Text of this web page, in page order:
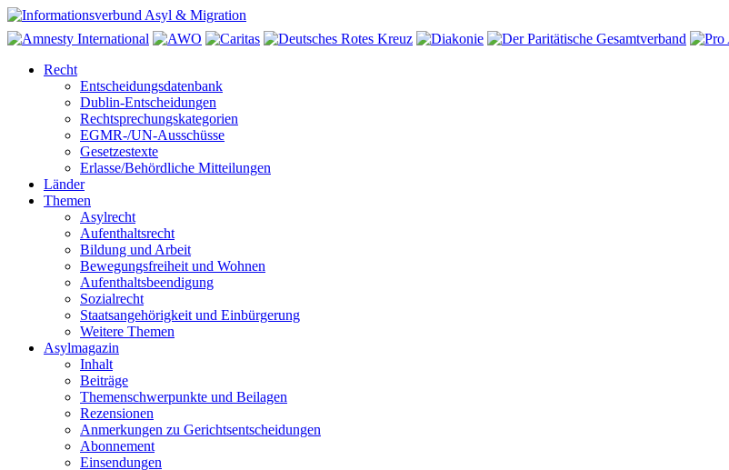
Recht
Entscheidungsdatenbank
Dublin-Entscheidungen
Rechtsprechungskategorien
EGMR-/UN-Ausschüsse
Gesetzestexte
Erlasse/Behördliche Mitteilungen
Länder
Themen
Asylrecht
Aufenthaltsrecht
Bildung und Arbeit
Bewegungsfreiheit und Wohnen
Aufenthaltsbeendigung
Sozialrecht
Staatsangehörigkeit und Einbürgerung
Weitere Themen
Asylmagazin
Inhalt
Beiträge
Themenschwerpunkte und Beilagen
Rezensionen
Anmerkungen zu Gerichtsentscheidungen
Abonnement
Einsendungen